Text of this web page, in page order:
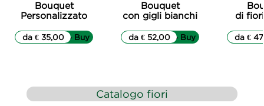
Bouquet
Personalizzato
▷▷ Buy
da € 35,00
Bouquet
con gigli bianchi
▷▷ Buy
da € 52,00
di
da €
Catalogo fiori